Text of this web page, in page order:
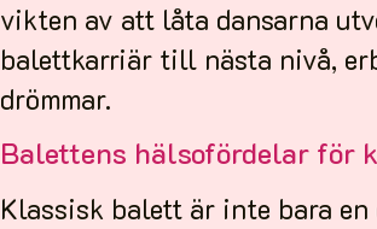
vikten av att låta dansarna
balettkarriär till nästa nivå,
drömmar.
Balettens hälsofördelar för
Klassisk balett är inte bara en